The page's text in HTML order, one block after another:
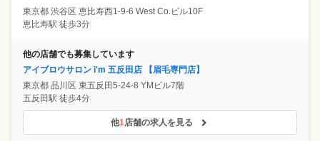
東京都 渋谷区 恵比寿西1-9-6 West Co.ビル10F
恵比寿駅 徒歩3分
他の店舗でも募集しています
アイブロウサロン i'm 五反田店 【眉毛専門店】
東京都 品川区 東五反田5-24-8 YMビル7階
五反田駅 徒歩4分
他1店舗の求人を見る